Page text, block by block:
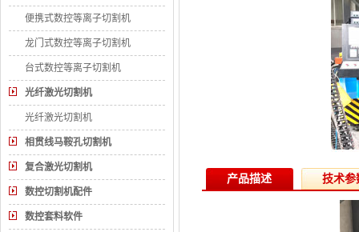
便携式数控等离子切割机
龙门式数控等离子切割机
台式数控等离子切割机
光纤激光切割机
光纤激光切割机
相贯线马鞍孔切割机
复合激光切割机
数控切割机配件
数控套料软件
产品描述 技术参